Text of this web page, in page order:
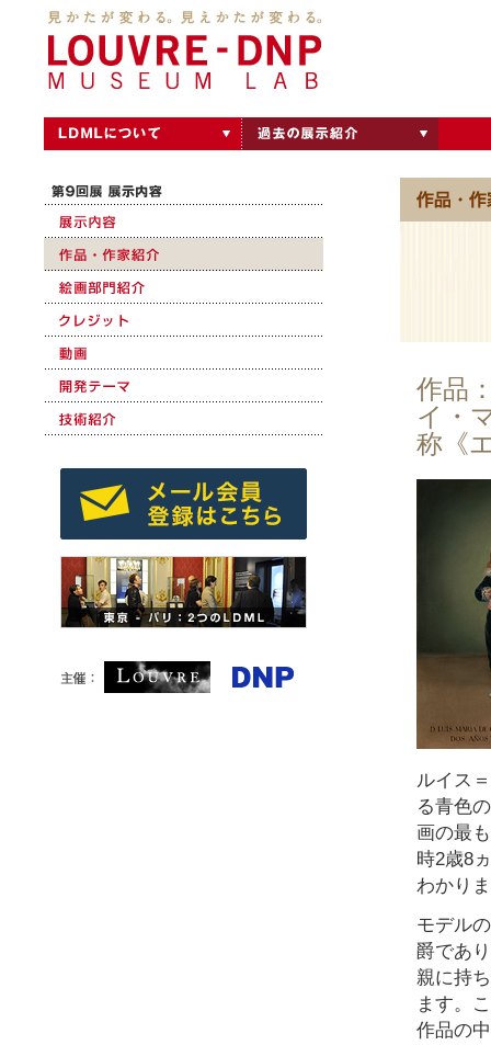
作品
イ・
称《
ルイス
る青色
画の最
時2歳8
わかり
モデル
爵であ
親に持
ます。
作品の